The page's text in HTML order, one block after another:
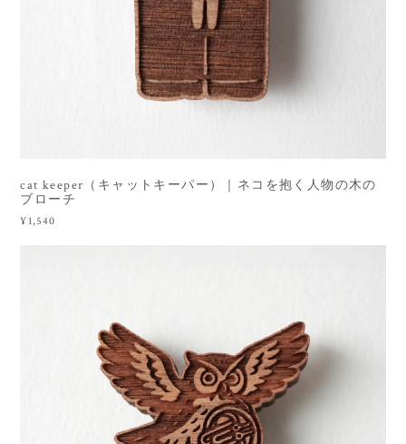
cat keeper（キャットキーパー）｜ネコを抱く人物の木の
ブローチ
¥1,540